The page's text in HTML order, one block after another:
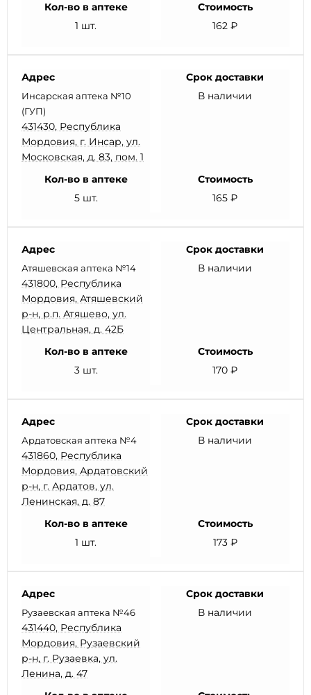
Кол-во в аптеке
1 шт.
Стоимость
162 ₽
Адрес
Инсарская аптека №10
(ГУП)
431430, Республика
Мордовия, г. Инсар, ул.
Московская, д. 83, пом. 1
Срок доставки
В наличии
Кол-во в аптеке
5 шт.
Стоимость
165 ₽
Адрес
Атяшевская аптека №14
431800, Республика
Мордовия, Атяшевский
р-н, р.п. Атяшево, ул.
Центральная, д. 42Б
Срок доставки
В наличии
Кол-во в аптеке
3 шт.
Стоимость
170 ₽
Адрес
Ардатовская аптека №4
431860, Республика
Мордовия, Ардатовский
р-н, г. Ардатов, ул.
Ленинская, д. 87
Срок доставки
В наличии
Кол-во в аптеке
1 шт.
Стоимость
173 ₽
Адрес
Рузаевская аптека №46
431440, Республика
Мордовия, Рузаевский
р-н, г. Рузаевка, ул.
Ленина, д. 47
Срок доставки
В наличии